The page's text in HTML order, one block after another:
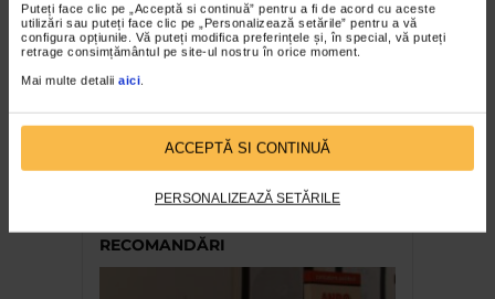
Puteți face clic pe „Acceptă si continuă” pentru a fi de acord cu aceste
utilizări sau puteți face clic pe „Personalizează setările” pentru a vă
configura opțiunile. Vă puteți modifica preferințele și, în special, vă puteți
retrage consimțământul pe site-ul nostru în orice moment.
Mai multe detalii aici.
ACCEPTĂ SI CONTINUĂ
PERSONALIZEAZĂ SETĂRILE
ARTELE SPECTACOLULUI
Expozitia Martie la feminin
RECOMANDĂRI